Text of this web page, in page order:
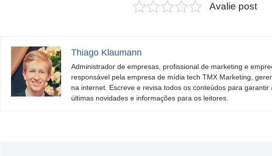
Avalie post
Thiago Klaumann
Administrador de empresas, profissional de marketing e
responsável pela empresa de mídia tech TMX Marketing,
na internet. Escreve e revisa todos os conteúdos para
últimas novidades e informações para os leitores.